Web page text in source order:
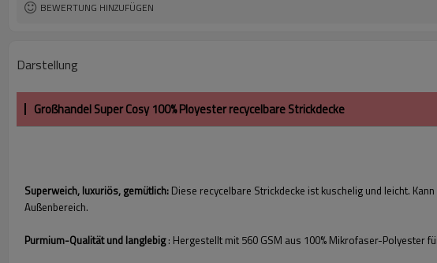
BEWERTUNG HINZUFÜGEN
Darstellung
Großhandel Super Cosy 100% Ployester recycelbare Strickdecke
Superweich, luxuriös, gemütlich: Diese recycelbare Strickdecke ist kuschelig und leicht.
Außenbereich.
Purmium-Qualität und langlebig: Hergestellt mit 560 GSM aus 100% Mikrofaser-Polyester